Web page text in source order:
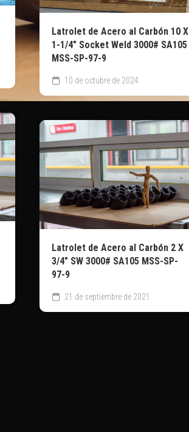
Latrolet de Acero al Carbón 10 X
1-1/4″ Socket Weld 3000# SA105
MSS-SP-97-9
10 de octubre de 2024
Latrolet de Acero al Carbón 2 X
3/4″ SW 3000# SA105 MSS-SP-
97-9
21 de septiembre de 2021